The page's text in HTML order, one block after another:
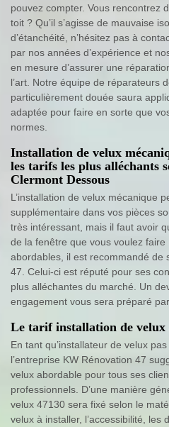
pouvez compter. Vous rencontrez
toit ? Qu’il s’agisse de mauvaise
d’étanchéité, n’hésitez pas à
par nos années d’expérience et
en mesure d’assurer une
l’art. Notre équipe de réparateurs
particulièrement douée saura
adaptée pour faire en sorte que
normes.
Installation de velux
les tarifs les plus alléchants
Clermont Dessous
L’installation de velux mécanique
supplémentaire dans vos pièces
très intéressant, mais il faut avoir
de la fenêtre que vous voulez
abordables, il est recommandé de
47. Celui-ci est réputé pour ses
plus alléchantes du marché. Un
engagement vous sera préparé
Le tarif installation de velux
En tant qu’installateur de velux
l’entreprise KW Rénovation 47
velux abordable pour tous ses
professionnels. D’une manière
velux 47130 sera fixé selon le
velux à installer, l’accessibilité, les